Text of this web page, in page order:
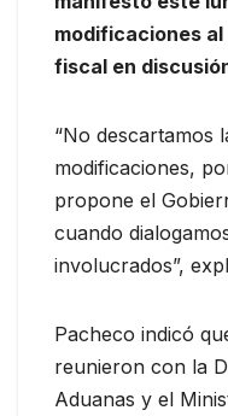
modificaciones
fiscal en
“No descartamos
modificaciones,
propone el
cuando
involucrados”,
Pacheco indicó
reunieron con la
Aduanas y el